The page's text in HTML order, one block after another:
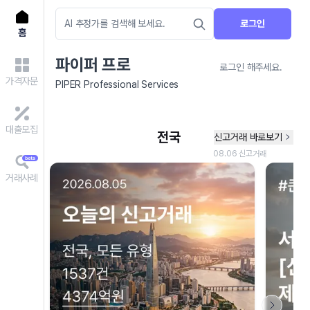
홈
가격자문
대출모집
거래사례
로그인
파이퍼 프로
로그인 해주세요.
PIPER Professional Services